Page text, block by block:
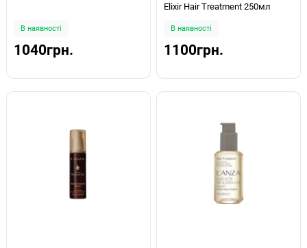
В наявності
1040грн.
Elixir Hair Treatment 250мл
В наявності
1100грн.